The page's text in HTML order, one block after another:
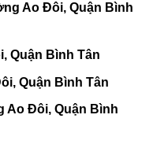
Ao Đôi, Quận Bình
Quận Bình Tân
Quận Bình Tân
Ao Đôi, Quận Bình